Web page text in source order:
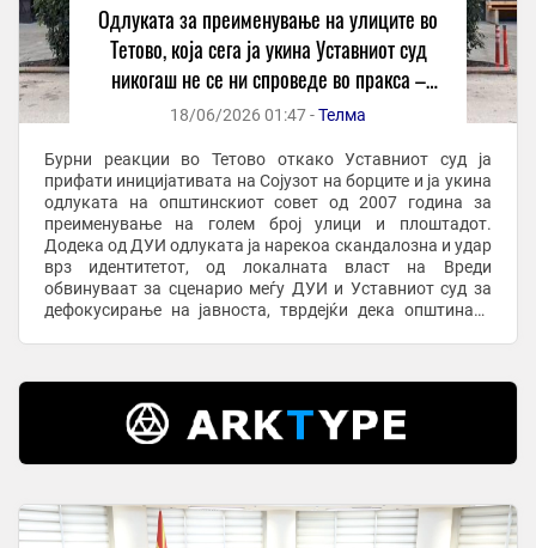
Одлуката за преименување на улиците во
Тетово, која сега ја укина Уставниот суд
никогаш не се ни спроведе во пракса –
велат од Влен
18/06/2026 01:47 -Телма
Бурни реакции во Тетово откако Уставниот суд ја
прифати иницијативата на Сојузот на борците и ја укина
одлуката на општинскиот совет од 2007 година за
преименување на голем број улици и плоштадот.
Додека од ДУИ одлуката ја нарекоа скандалозна и удар
врз идентитетот, од локалната власт на Вреди
обвинуваат за сценарио меѓу ДУИ и Уставниот суд за
дефокусирање на јавноста, тврдејќи дека општината